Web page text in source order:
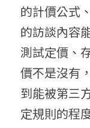
的計價公式
的訪談內容
測試定價、
價不是沒有
到能被第三
定規則的程